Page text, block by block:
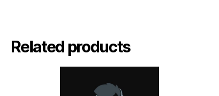
Related products